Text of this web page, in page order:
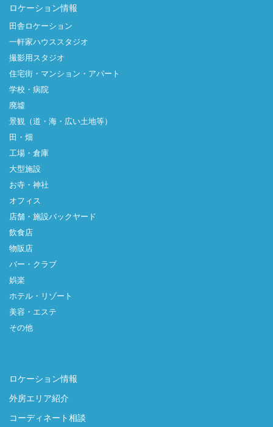
ロケーション情報
田舎ロケーション
一軒家ハウススタジオ
撮影用スタジオ
住宅街・マンション・アパート
学校・病院
廃墟
景観（道・海・広い土地等）
田・畑
工場・倉庫
大型施設
お寺・神社
オフィス
店舗・施設バックヤード
飲食店
物販店
バー・クラブ
娯楽
ホテル・リゾート
美容・エステ
その他
ロケーション情報
外房エリア紹介
コーディネート相談